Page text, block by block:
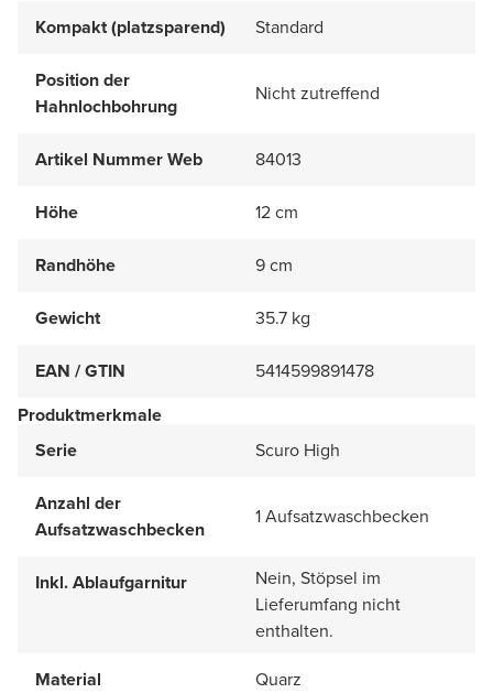
Kompakt (platzsparend)
Standard
Position der
Hahnlochbohrung
Nicht zutreffend
Artikel Nummer Web 84013
Höhe 12 cm
Randhöhe 9 cm
Gewicht 35.7 kg
EAN / GTIN
5414599891478
Produktmerkmale
Serie
Scuro High
Anzahl der
Aufsatzwaschbecken
1 Aufsatzwaschbecken
Inkl. Ablaufgarnitur
Nein, Stöpsel im
Lieferumfang nicht
enthalten.
Material
Quarz